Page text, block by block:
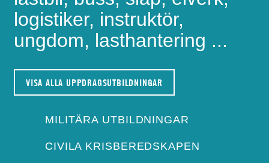
logistiker, instruktör,
ungdom, lasthantering ...
VISA ALLA UPPDRAGSUTBILDNINGAR
MILITÄRA UTBILDNINGAR
CIVILA KRISBEREDSKAPEN